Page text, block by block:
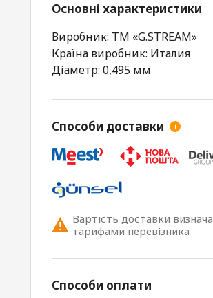
Основні характеристики
Виробник: TM «G.STREAM»
Країна виробник: Италия
Діаметр: 0,495 мм
Способи доставки i
Вартість доставки
тарифами перевізника
Способи оплати